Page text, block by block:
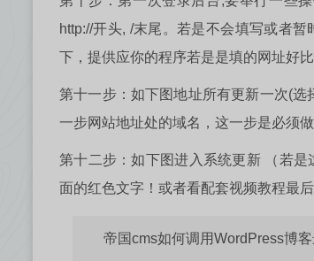
http://开头, /末尾。若是不会填写或者
下，提供应你的程序若是是填的网址好
第十一步：如下图地址所有更新一次(
一步网站地址处的域名，这一步是必须
第十二步：如下图进入系统更新 （若
面的红色文字！或者看配套视频教程最
帝国cms如何调用WordPress博